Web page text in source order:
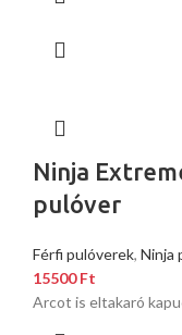
Ninja
pulóver
Férfi pulóverek, Ninja
15500Ft
Arcot is eltakaró